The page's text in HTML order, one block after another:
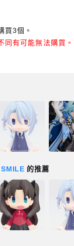
買3個。
同有可能無法購買
的推薦